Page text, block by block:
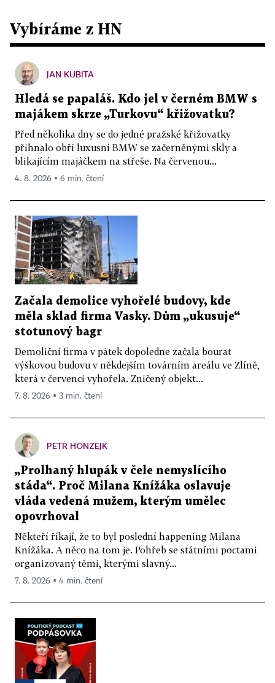
Vybíráme z HN
JAN KUBITA
Hledá se papaláš. Kdo jel v černém BMW s
majákem skrze „Turkovu“ křižovatku?
Před několika dny se do jedné pražské křižovatky
přihnalo obří luxusní BMW se začerněnými skly a
blikajícím majáčkem na střeše. Na červenou...
4. 8. 2026 ▪ 6 min. čtení
Začala demolice vyhořelé budovy, kde
měla sklad firma Vasky. Dům „ukusuje“
stotunový bagr
Demoliční firma v pátek dopoledne začala bourat
výškovou budovu v někdejším továrním areálu ve Zlíně,
která v červenci vyhořela. Zničený objekt...
7. 8. 2026 ▪ 3 min. čtení
PETR HONZEJK
„Prolhaný hlupák v čele nemyslícího
stáda“. Proč Milana Knížáka oslavuje
vláda vedená mužem, kterým umělec
opovrhoval
Někteří říkají, že to byl poslední happening Milana
Knížáka. A něco na tom je. Pohřeb se státními poctami
organizovaný těmi, kterými slavný...
7. 8. 2026 ▪ 4 min. čtení